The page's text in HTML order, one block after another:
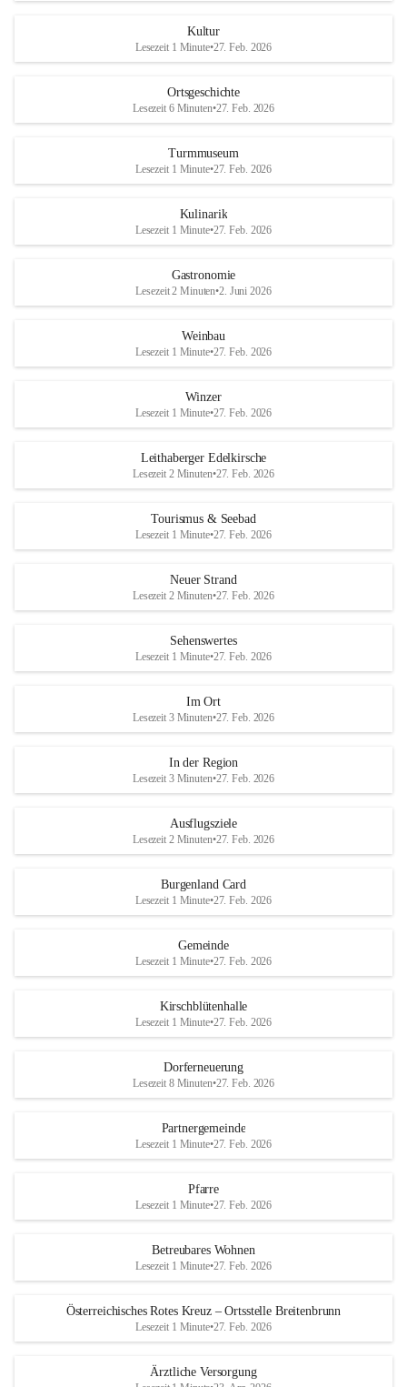
Kultur
Lesezeit 1 Minute•27. Feb. 2026
Ortsgeschichte
Lesezeit 6 Minuten•27. Feb. 2026
Turmmuseum
Lesezeit 1 Minute•27. Feb. 2026
Kulinarik
Lesezeit 1 Minute•27. Feb. 2026
Gastronomie
Lesezeit 2 Minuten•2. Juni 2026
Weinbau
Lesezeit 1 Minute•27. Feb. 2026
Winzer
Lesezeit 1 Minute•27. Feb. 2026
Leithaberger Edelkirsche
Lesezeit 2 Minuten•27. Feb. 2026
Tourismus & Seebad
Lesezeit 1 Minute•27. Feb. 2026
Neuer Strand
Lesezeit 2 Minuten•27. Feb. 2026
Sehenswertes
Lesezeit 1 Minute•27. Feb. 2026
Im Ort
Lesezeit 3 Minuten•27. Feb. 2026
In der Region
Lesezeit 3 Minuten•27. Feb. 2026
Ausflugsziele
Lesezeit 2 Minuten•27. Feb. 2026
Burgenland Card
Lesezeit 1 Minute•27. Feb. 2026
Gemeinde
Lesezeit 1 Minute•27. Feb. 2026
Kirschblütenhalle
Lesezeit 1 Minute•27. Feb. 2026
Dorferneuerung
Lesezeit 8 Minuten•27. Feb. 2026
Partnergemeinde
Lesezeit 1 Minute•27. Feb. 2026
Pfarre
Lesezeit 1 Minute•27. Feb. 2026
Betreubares Wohnen
Lesezeit 1 Minute•27. Feb. 2026
Österreichisches Rotes Kreuz – Ortsstelle Breitenbrunn
Lesezeit 1 Minute•27. Feb. 2026
Ärztliche Versorgung